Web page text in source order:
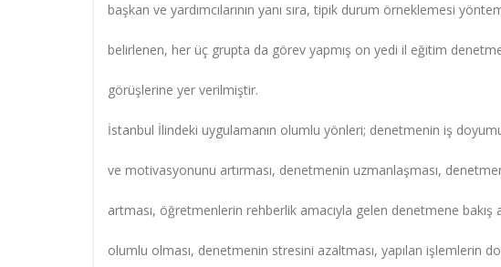
başkan ve yardımcılarının yanı sıra, tipik durum örneklemesi
belirlenen, her üç grupta da görev yapmış on yedi il eğitim
görüşlerine yer verilmiştir.
İstanbul İlindeki uygulamanın olumlu yönleri; denetmenin iş
ve motivasyonunu artırması, denetmenin uzmanlaşması,
artması, öğretmenlerin rehberlik amacıyla gelen denetmene bakış
olumlu olması, denetmenin stresini azaltması, yapılan işlemlerin